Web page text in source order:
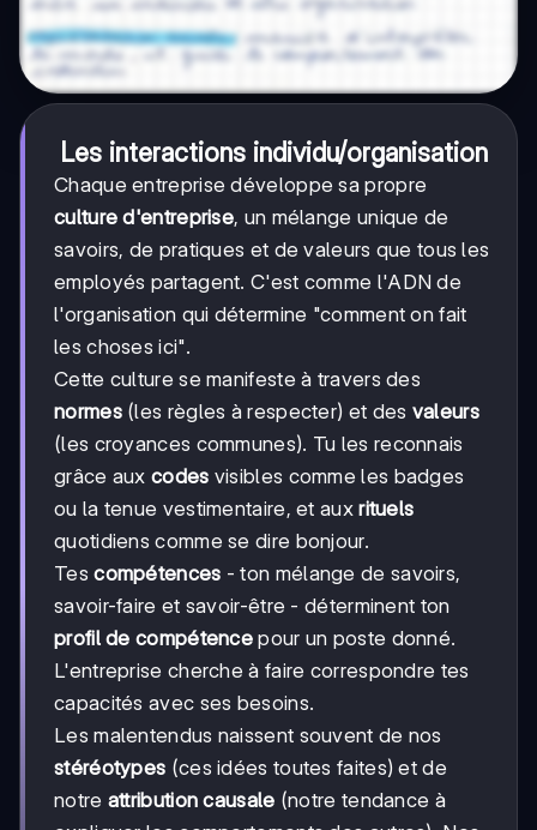
Les interactions individu/organisation
Chaque entreprise développe sa propre
culture d'entreprise, un mélange unique de
savoirs, de pratiques et de valeurs que tous les
employés partagent. C'est comme l'ADN de
l'organisation qui détermine "comment on fait
les choses ici".
Cette culture se manifeste à travers des
normes(les règles à respecter) et des valeurs
(les croyances communes). Tu les reconnais
grâce auxcodes visibles comme les badges
ou la tenue vestimentaire, et auxrituels
quotidiens comme se dire bonjour.
Tescompétences - ton mélange de savoirs,
savoir-faire et savoir-être - déterminent ton
profil de compétence pour un poste donné.
L'entreprise cherche à faire correspondre tes
capacités avec ses besoins.
Les malentendus naissent souvent de nos
stéréotypes (ces idées toutes faites) et de
notre attribution causale (notre tendance à